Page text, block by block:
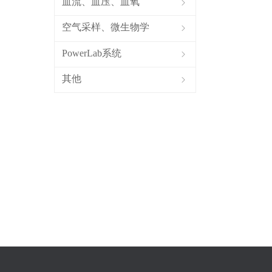
ꁇ
ꁇ
空气采样、微生物学
ꁇ
PowerLab系统
ꁇ
其他